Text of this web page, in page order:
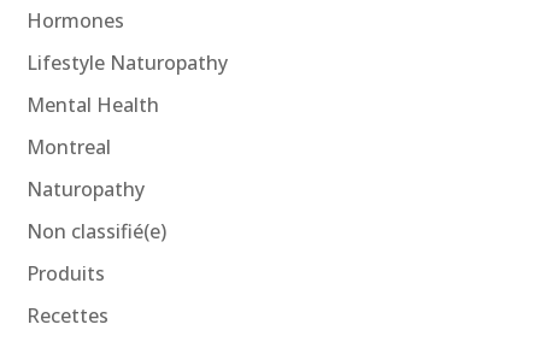
Hormones
Lifestyle Naturopathy
Mental Health
Montreal
Naturopathy
Non classifié(e)
Produits
Recettes